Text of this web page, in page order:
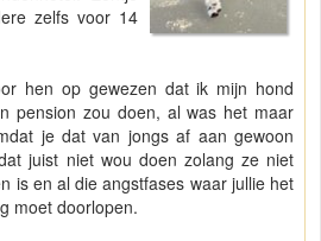
zelfs voor 14
hen op gewezen dat ik mijn hond
pension zou doen, al was het maar
je dat van jongs af aan gewoon
juist niet wou doen zolang ze niet
is en al die angstfases waar jullie het
moet doorlopen.